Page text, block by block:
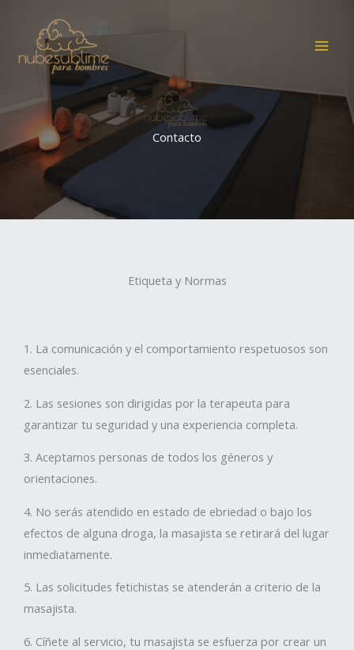
contenido
Contacto
Etiqueta y Normas
1. La comunicación y el comportamiento respetuosos son
esenciales.
2. Las sesiones son dirigidas por la terapeuta para
garantizar tu seguridad y una experiencia completa.
3. Aceptamos personas de todos los géneros y
orientaciones.
4. No serás atendido en estado de ebriedad o bajo los
efectos de alguna droga, la masajista se retirará del lugar
inmediatamente.
5. Las solicitudes fetichistas se atenderán a criterio de la
masajista.
6. Cíñete al servicio, tu masajista se esfuerza por crear un